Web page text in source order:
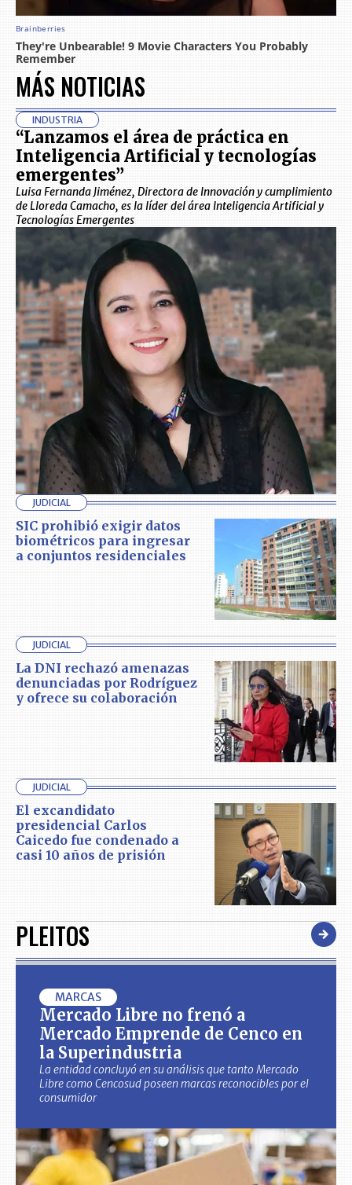
MÁS NOTICIAS
INDUSTRIA
“Lanzamos el área de práctica en
Inteligencia Artificial y tecnologías
emergentes”
Luisa Fernanda Jiménez, Directora de Innovación y cumplimiento
de Lloreda Camacho, es la líder del área Inteligencia Artificial y
Tecnologías Emergentes
JUDICIAL
SIC prohibió exigir datos
biométricos para ingresar
a conjuntos residenciales
JUDICIAL
La DNI rechazó amenazas
denunciadas por Rodríguez
y ofrece su colaboración
JUDICIAL
El excandidato
presidencial Carlos
Caicedo fue condenado a
casi 10 años de prisión
PLEITOS
MARCAS
Mercado Libre no frenó a
Mercado Emprende de Cenco en
la Superindustria
La entidad concluyó en su análisis que tanto Mercado
Libre como Cencosud poseen marcas reconocibles por el
consumidor